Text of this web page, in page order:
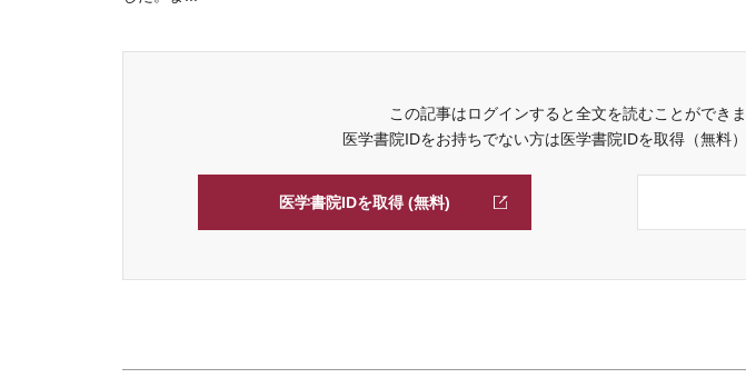
この記事はログインすると全文を読むことができま
医学書院IDをお持ちでない方は医学書院IDを取得（無料）
医学書院IDを取得 (無料)